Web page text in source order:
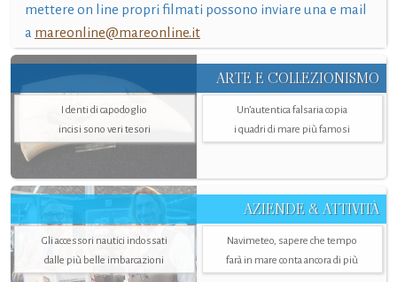
mettere on line propri filmati possono inviare una e mail
a mareonline@mareonline.it
ARTE E COLLEZIONISMO
I denti di capodoglio
incisi sono veri tesori
Un’autentica falsaria copia
i quadri di mare più famosi
AZIENDE & ATTIVITÀ
Gli accessori nautici indossati
dalle più belle imbarcazioni
Navimeteo, sapere che tempo
farà in mare conta ancora di più